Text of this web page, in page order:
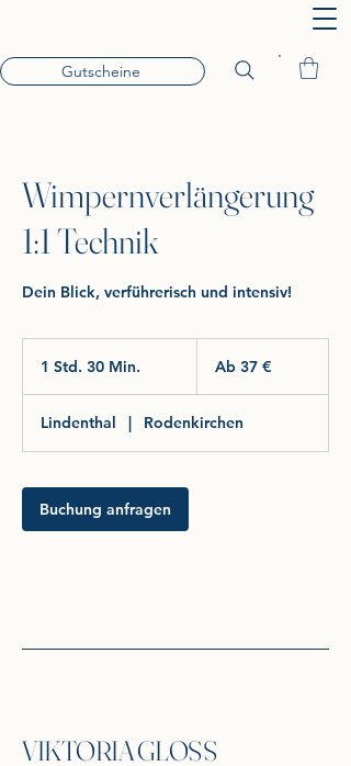
Gutscheine
Wimpernverlängerung
1:1 Technik
Dein Blick, verführerisch und intensiv!
1 Std. 30 Min.
d
3
M
i
n
EuroAb 37 €
Lindenthal | Rodenkirchen
Buchung anfragen
VIKTORIA GLOSS